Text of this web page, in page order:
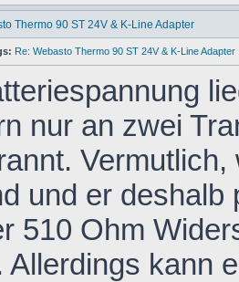
Thermo 90 ST 24V & K-Line Adapter
Re: Webasto Thermo 90 ST 24V & K-Line Adapter
nur an zwei
und er
510 Ohm
Allerdings kann